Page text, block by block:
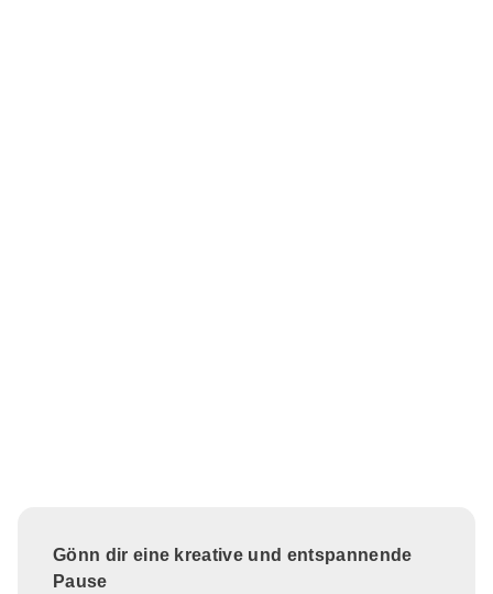
Gönn dir eine kreative und entspannende
Pause